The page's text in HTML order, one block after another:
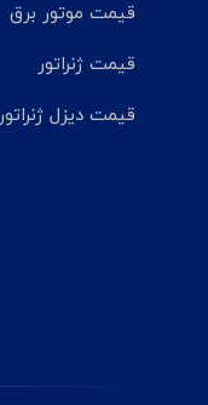
قیمت موتور برق
قیمت ژنراتور
قیمت دیزل ژنراتور